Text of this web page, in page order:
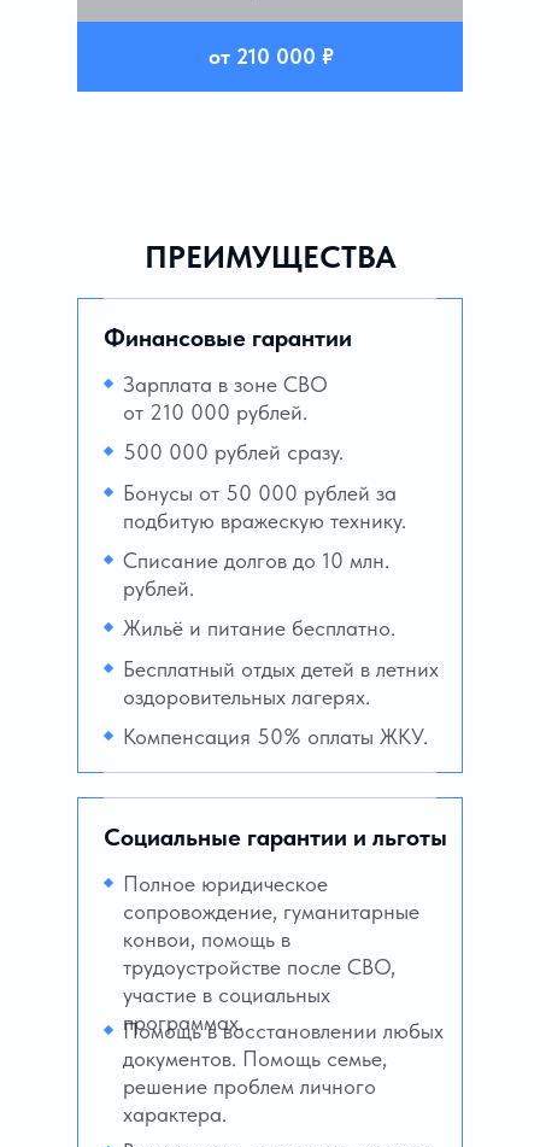
от 210 000 ₽
ПРЕИМУЩЕСТВА
Финансовые гарантии
Социальные гарантии и льготы
Зарплата в зоне СВО
от 210 000 рублей.
500 000 рублей сразу.
Бонусы от 50 000 рублей за
подбитую вражескую технику.
Списание долгов до 10 млн.
рублей.
Жильё и питание бесплатно.
Бесплатный отдых детей в летних
оздоровительных лагерях.
Компенсация 50% оплаты ЖКУ.
Полное юридическое
сопровождение, гуманитарные
конвои, помощь в
трудоустройстве после СВО,
участие в социальных
программах.
Помощь в восстановлении любых
документов. Помощь семье,
решение проблем личного
характера.